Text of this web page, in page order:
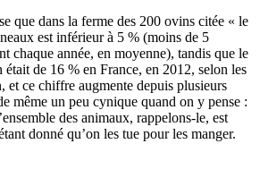
que dans la ferme des 200 ovins citée « le
est inférieur à 5 % (moins de 5
chaque année, en moyenne), tandis que le
de 16 % en France, en 2012, selon les
et ce chiffre augmente depuis plusieurs
même un peu cynique quand on y pense :
des animaux, rappelons-le, est
donné qu’on les tue pour les manger.